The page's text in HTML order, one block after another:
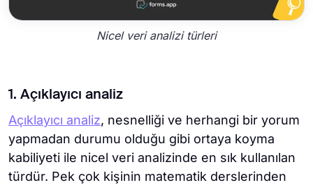
Nicel veri analizi türleri
1. Açıklayıcı analiz
Açıklayıcı analiz, nesnelliği ve herhangi bir yorum
yapmadan durumu olduğu gibi ortaya koyma
kabiliyeti ile nicel veri analizinde en sık kullanılan
türdür. Pek çok kişinin matematik derslerinden